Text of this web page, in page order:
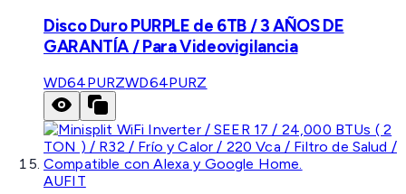
Disco Duro PURPLE de 6TB / 3 AÑOS DE
GARANTÍA / Para Videovigilancia
WD64PURZWD64PURZ
AUFIT